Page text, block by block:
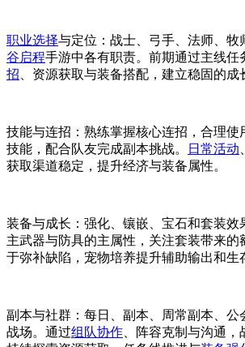
职业选择与定位：战士、弓手、法师、牧
谷启程手游中各有职责。前期通过主线任
招 、资源获取与装备搭配，建立稳固的成
技能与连招：熟练掌握核心连招，合理使
技能，配合队友完成副本挑战。
日常活动
获取渠道稳定，提升经济与装备属性。
装备与成长：强化、镶嵌、宝石和套装效
主武器与防具的主属性，关注套装带来的
于弥补缺陷，宠物培养提升辅助输出和生
副本与社群：每日、副本、周常副本、公
战场。通过组队协作 、阵容克制与沟通，